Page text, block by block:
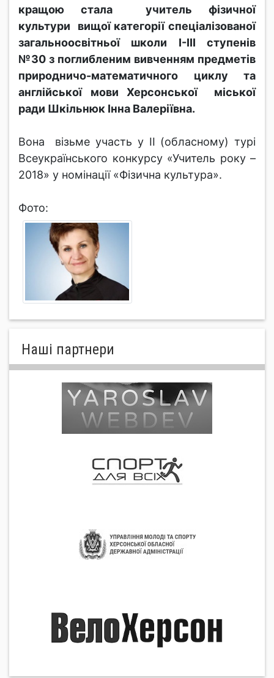
кращою стала учитель фізичної
культури вищої категорії спеціалізованої
загальноосвітньої школи І-ІІІ ступенів
№30 з поглибленим вивченням предметів
природничо-математичного циклу та
англійської мови Херсонської міської
ради Шкільнюк Інна Валеріївна.
Вона візьме участь у ІІ (обласному) турі
Всеукраїнського конкурсу «Учитель року –
2018» у номінації «Фізична культура».
Фото:
Нашi партнери